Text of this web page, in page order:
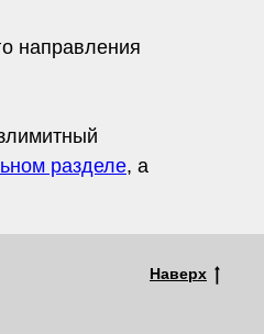
направления
разделе, а
Наверх